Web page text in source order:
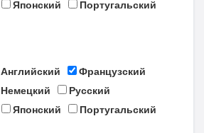
Японский
Португальский
Английский
Французский
Немецкий
Русский
Японский
Португальский